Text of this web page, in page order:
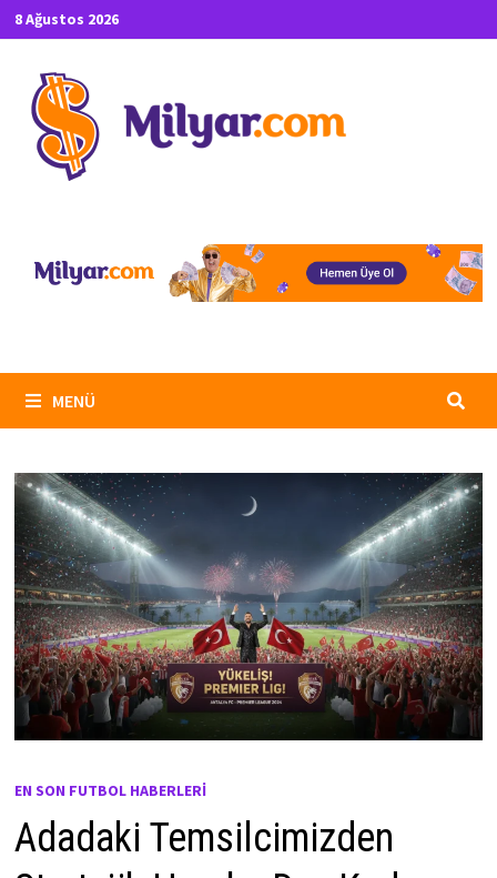
İçeriğe
geç
8 Ağustos 2026
MENÜ
EN SON FUTBOL HABERLERI
Adadaki Temsilcimizden